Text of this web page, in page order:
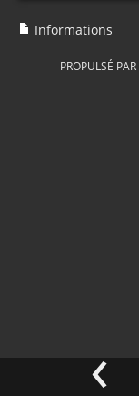
‹
Informations
PROPULSÉ PAR